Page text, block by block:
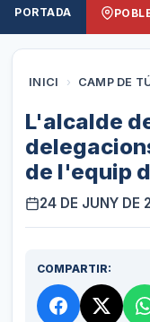
PORTADA
INICI › CAMP DE
L'alcalde
de l'equip
24 DE JUNY DE
COMPARTIR: